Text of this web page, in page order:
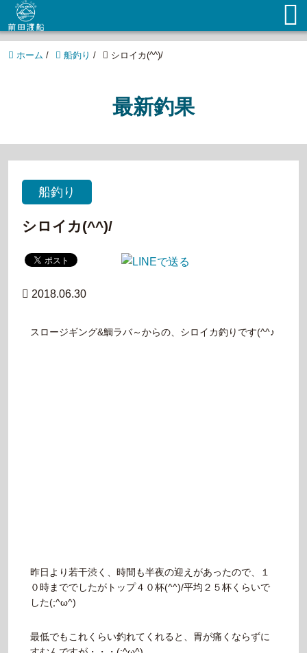
ホーム / 船釣り / シロイカ(^^)/
最新釣果
船釣り
シロイカ(^^)/
2018.06.30
スロージギング&鯛ラバ～からの、シロイカ釣りです(^^♪
昨日より若干渋く、時間も半夜の迎えがあったので、１
０時まででしたがトップ４０杯(^^)/平均２５杯くらいで
した(;^ω^)
最低でもこれくらい釣れてくれると、胃が痛くならずに